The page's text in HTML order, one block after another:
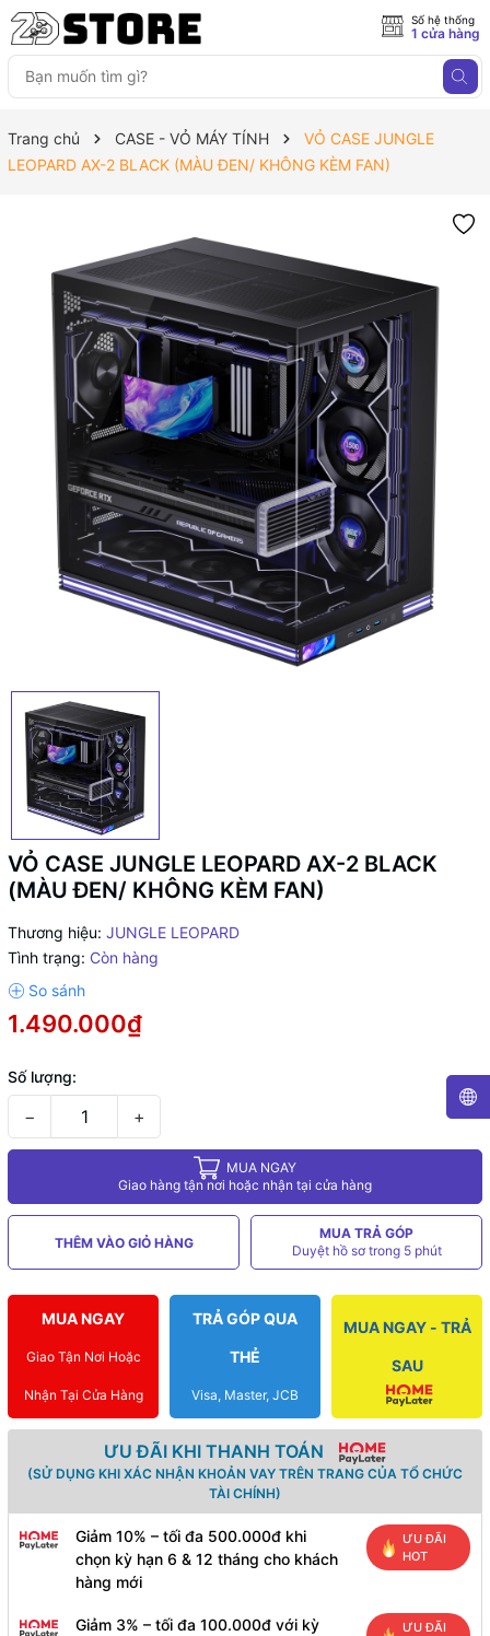
Số hệ thống
1 cửa hàng
Trang chủ CASE - VỎ MÁY TÍNH
VỎ CASE JUNGLE
LEOPARD AX-2 BLACK (MÀU ĐEN/ KHÔNG KÈM FAN)
VỎ CASE JUNGLE LEOPARD AX-2 BLACK
(MÀU ĐEN/ KHÔNG KÈM FAN)
Thương hiệu: JUNGLE LEOPARD
Tình trạng: Còn hàng
1.490.000₫
Số lượng:
− +
MUA NGAY
Giao hàng tận nơi hoặc nhận tại cửa hàng
THÊM VÀO GIỎ HÀNG
MUA TRẢ GÓP
Duyệt hồ sơ trong 5 phút
MUA NGAY
Giao Tận Nơi Hoặc
Nhận Tại Cửa Hàng
TRẢ GÓP QUA
THẺ
Visa, Master, JCB
MUA NGAY - TRẢ
SAU
ƯU ĐÃI KHI THANH TOÁN
(SỬ DỤNG KHI XÁC NHẬN KHOẢN VAY TRÊN TRANG CỦA TỔ CHỨC
TÀI CHÍNH)
Giảm 10% – tối đa 500.000đ khi
chọn kỳ hạn 6 & 12 tháng cho khách
hàng mới
ƯU ĐÃI
HOT
Giảm 3% – tối đa 100.000đ với kỳ
ƯU ĐÃI